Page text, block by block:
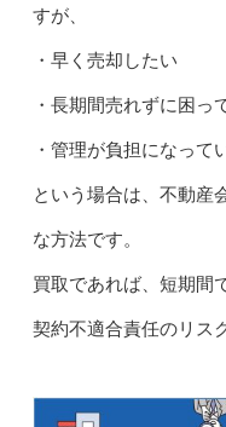
すが、
・早く売却したい
・長期間売れずに困っ
・管理が負担になって
という場合は、不動産
な方法です。
買取であれば、短期間
契約不適合責任のリス